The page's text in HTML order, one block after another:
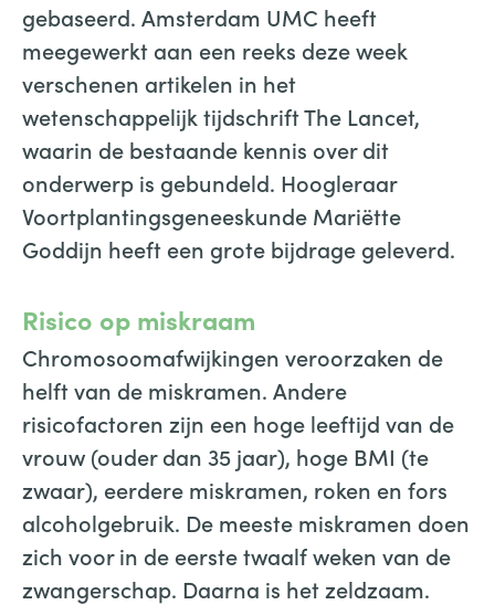
gebaseerd. Amsterdam UMC heeft
meegewerkt aan een reeks deze week
verschenen artikelen in het
wetenschappelijk tijdschrift The Lancet,
waarin de bestaande kennis over dit
onderwerp is gebundeld. Hoogleraar
Voortplantingsgeneeskunde Mariëtte
Goddijn heeft een grote bijdrage geleverd.
Risico op miskraam
Chromosoomafwijkingen veroorzaken de
helft van de miskramen. Andere
risicofactoren zijn een hoge leeftijd van de
vrouw (ouder dan 35 jaar), hoge BMI (te
zwaar), eerdere miskramen, roken en fors
alcoholgebruik. De meeste miskramen doen
zich voor in de eerste twaalf weken van de
zwangerschap. Daarna is het zeldzaam.